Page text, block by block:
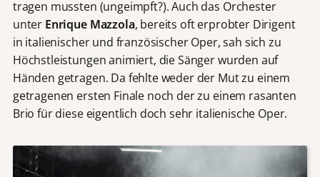
tragen mussten (ungeimpft?). Auch das Orchester
unter Enrique Mazzola, bereits oft erprobter Dirigent
in italienischer und französischer Oper, sah sich zu
Höchstleistungen animiert, die Sänger wurden auf
Händen getragen. Da fehlte weder der Mut zu einem
getragenen ersten Finale noch der zu einem rasanten
Brio für diese eigentlich doch sehr italienische Oper.